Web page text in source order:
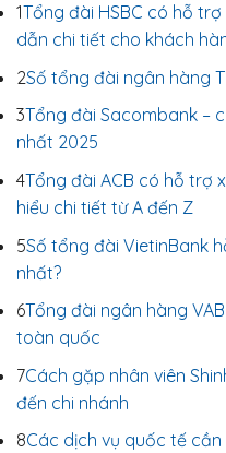
1Tổng đài HSBC có hỗ
dẫn chi tiết cho khách
2Số tổng đài ngân hàng
3Tổng đài Sacombank –
nhất 2025
4Tổng đài ACB có hỗ trợ
hiểu chi tiết từ A đến Z
5Số tổng đài VietinBank
nhất?
6Tổng đài ngân hàng
toàn quốc
7Cách gặp nhân viên
đến chi nhánh
8Các dịch vụ quốc tế